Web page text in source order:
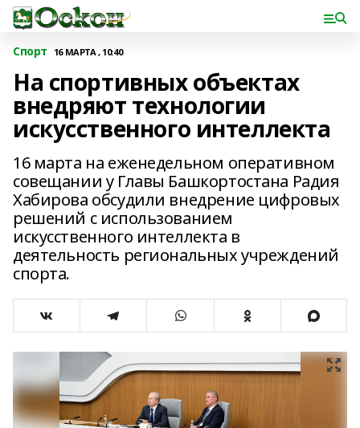
Спорт 16 МАРТА , 10:40
На спортивных объектах
внедряют технологии
искусственного интеллекта
16 марта на еженедельном оперативном
совещании у Главы Башкортостана Радия
Хабирова обсудили внедрение цифровых
решений с использованием
искусственного интеллекта в
деятельность региональных учреждений
спорта.